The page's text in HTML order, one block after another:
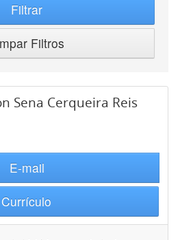
Filtrar
Filtros
Sena Cerqueira Reis
E-mail
Currículo